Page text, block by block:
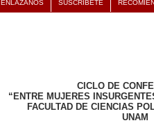
ENLÁZANOS SUSCRÍBETE
CICLO DE
“ENTRE MUJERES
FACULTAD DE CIENCIAS
UNAM